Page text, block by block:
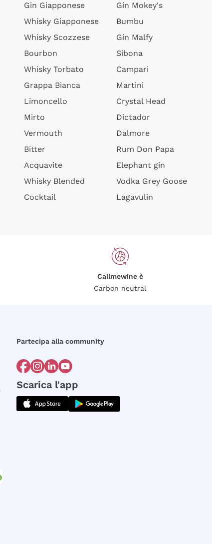
Gin Giapponese
Whisky Giapponese
Whisky Scozzese
Bourbon
Whisky Torbato
Grappa Bianca
Limoncello
Mirto
Vermouth
Bitter
Acquavite
Whisky Blended
Cocktail
Gin Mokey's
Bumbu
Gin Malfy
Sibona
Campari
Martini
Crystal Head
Dictador
Dalmore
Rum Don Papa
Elephant gin
Vodka Grey Goose
Lagavulin
Callmewine è
Carbon neutral
Partecipa alla community
Scarica l'app